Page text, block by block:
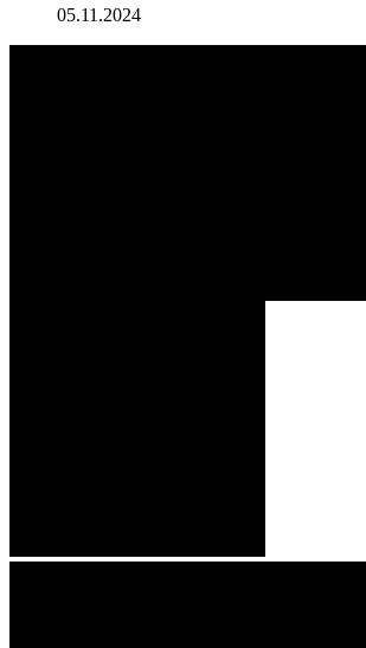
05.11.2024